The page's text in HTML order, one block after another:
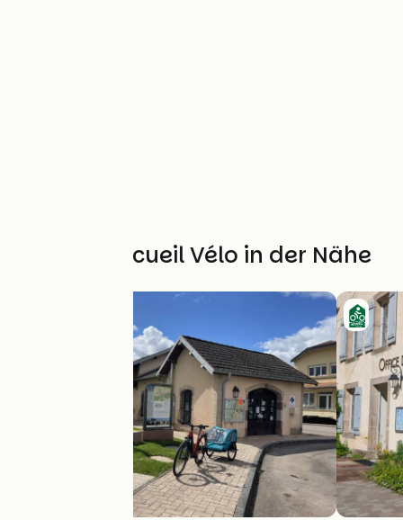
Weitere Accueil Vélo in der Nähe